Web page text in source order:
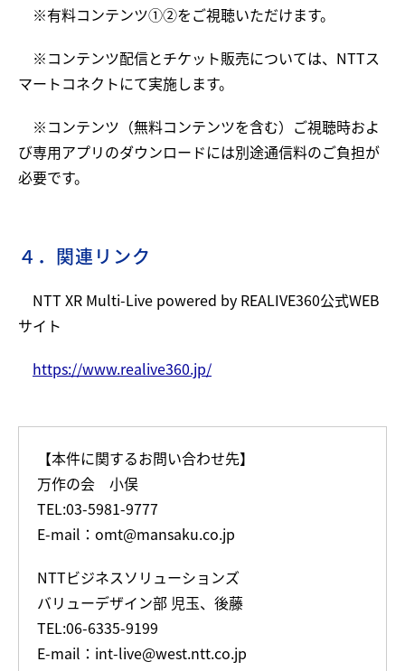
※有料コンテンツ①②をご視聴いただけます。
※コンテンツ配信とチケット販売については、NTTス
マートコネクトにて実施します。
※コンテンツ（無料コンテンツを含む）ご視聴時およ
び専用アプリのダウンロードには別途通信料のご負担が
必要です。
４．関連リンク
NTT XR Multi-Live powered by REALIVE360公式WEB
サイト
https://www.realive360.jp/
【本件に関するお問い合わせ先】
万作の会 小俣
TEL:03-5981-9777
E-mail：omt@mansaku.co.jp
NTTビジネスソリューションズ
バリューデザイン部 児玉、後藤
TEL:06-6335-9199
E-mail：int-live@west.ntt.co.jp